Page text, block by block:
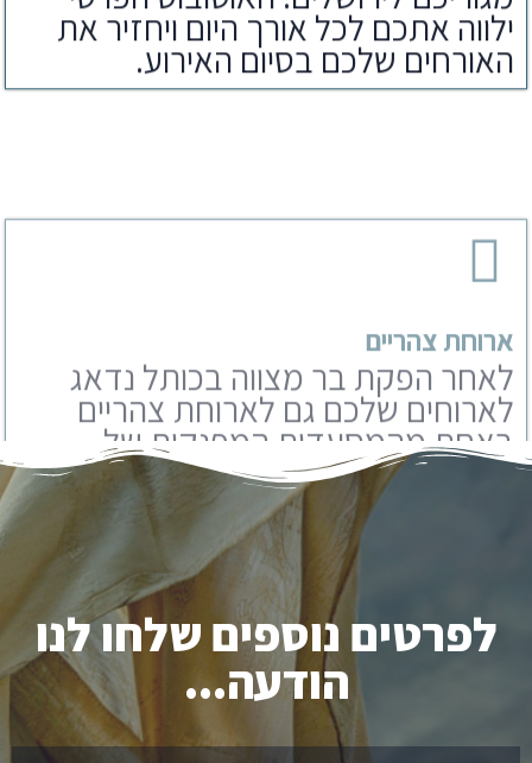
ילווה אתכם לכל אורך היום ויחזיר את
האורחים שלכם בסיום האירוע.
לאחר הפקת בר מצווה בכותל נדאג
לארוחים שלכם גם לארוחת צהריים
ירושלים. אנו עובדים עם מבחר
מסעדות שתוכלו לבחור מבניהם.
לפרטים נוספים שלחו לנו
הודעה...